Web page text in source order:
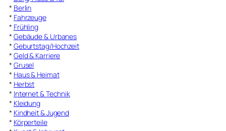
* Berlin
* Fahrzeuge
* Frühling
* Gebäude & Urbanes
* Geburtstag/Hochzeit
* Geld & Karriere
* Grusel
* Haus & Heimat
* Herbst
* Internet & Technik
* Kleidung
* Kindheit & Jugend
* Körperteile